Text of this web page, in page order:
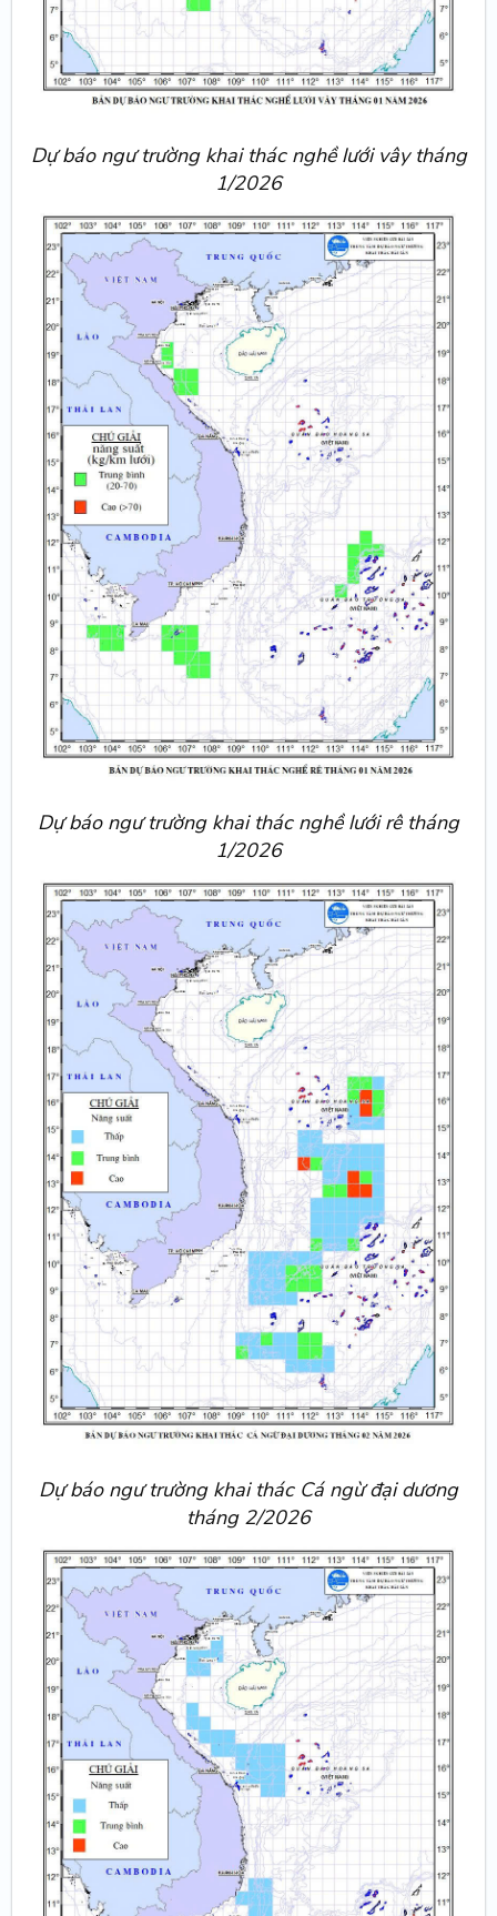
Dự báo ngư trường khai thác nghề lưới vây tháng
1/2026
Dự báo ngư trường khai thác nghề lưới rê tháng
1/2026
Dự báo ngư trường khai thác Cá ngừ đại dương
tháng 2/2026